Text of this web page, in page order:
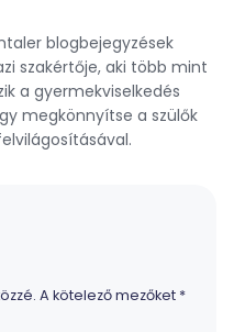
blogbejegyzések
szakértője, aki több mint
a gyermekviselkedés
megkönnyítse a szülők
A kötelező mezőket *